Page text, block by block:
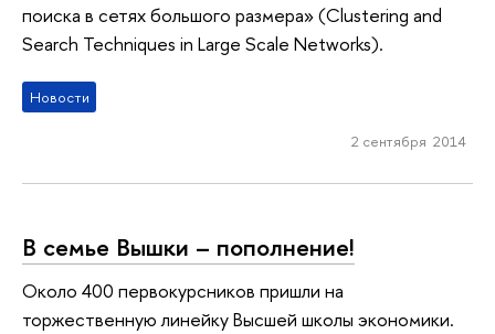
поиска в сетях большого размера» (Clustering and
Search Techniques in Large Scale Networks).
Новости
2 сентября 2014
В семье Вышки – пополнение!
Около 400 первокурсников пришли на
торжественную линейку Высшей школы экономики.